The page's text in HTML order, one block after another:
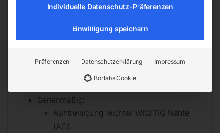
Latex-Handschuhe
Schutzbrille
Funktionsübersicht
Serienmäßig:
Nahtreinigung leichter WIG/TIG Nähte
(AC)
Individuelle Datenschutz-Präferenzen
Einwilligung speichern
Präferenzen Datenschutzerklärung Impressum
Borlabs Cookie